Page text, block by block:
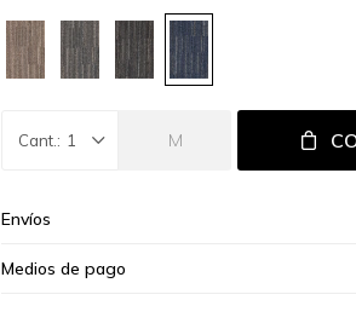
1 M
Envíos
Medios de pago